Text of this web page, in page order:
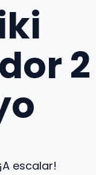
2
escalar!